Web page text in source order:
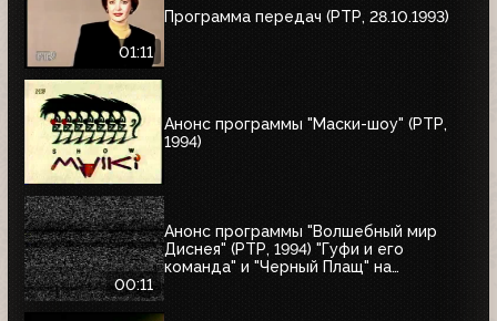
01:11
Программа передач (РТР, 28.10.1993)
Анонс программы "Маски-шоу" (РТР,
1994)
00:11
Анонс программы "Волшебный мир
Диснея" (РТР, 1994) "Гуфи и его
команда" и "Черный Плащ" на